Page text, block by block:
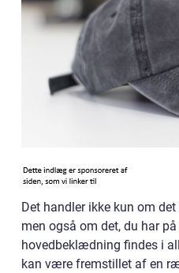
Det handler ikke kun om
men også om det, du har
hovedbeklædning findes i
kan være fremstillet af en